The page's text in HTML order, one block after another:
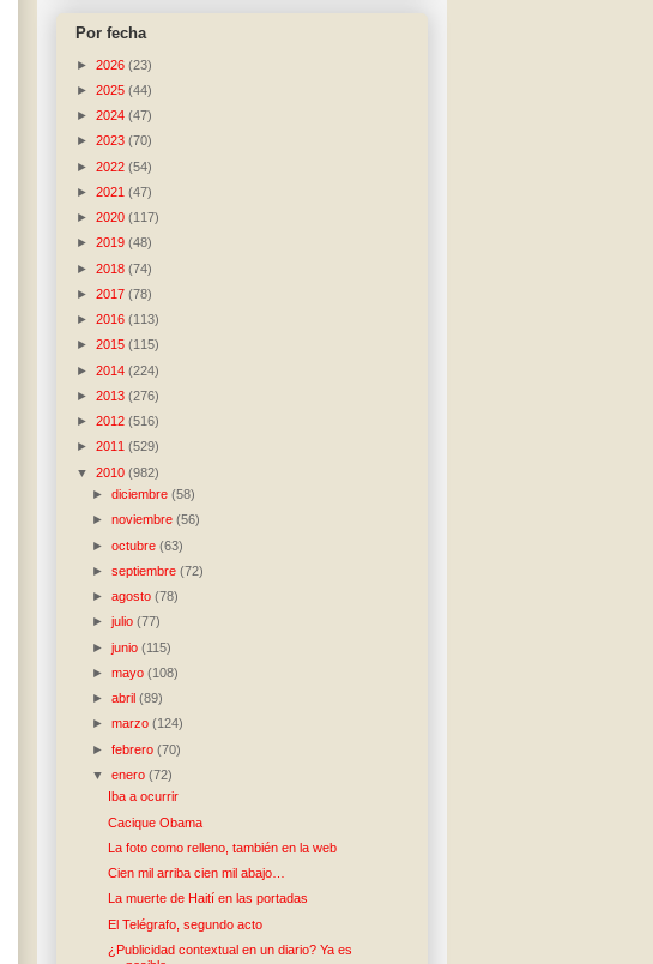
Por fecha
► 2026 (23)
► 2025 (44)
► 2024 (47)
► 2023 (70)
► 2022 (54)
► 2021 (47)
► 2020 (117)
► 2019 (48)
► 2018 (74)
► 2017 (78)
► 2016 (113)
► 2015 (115)
► 2014 (224)
► 2013 (276)
► 2012 (516)
► 2011 (529)
▼ 2010 (982)
►diciembre(58)
►noviembre(56)
►octubre(63)
►septiembre(72)
►agosto(78)
►julio(77)
►junio(115)
►mayo(108)
►abril(89)
►marzo(124)
►febrero(70)
▼enero(72)
Iba a ocurrir
Cacique Obama
La foto como relleno, también en la web
Cien mil arriba cien mil abajo…
La muerte de Haití en las portadas
El Telégrafo, segundo acto
¿Publicidad contextual en un diario? Ya es